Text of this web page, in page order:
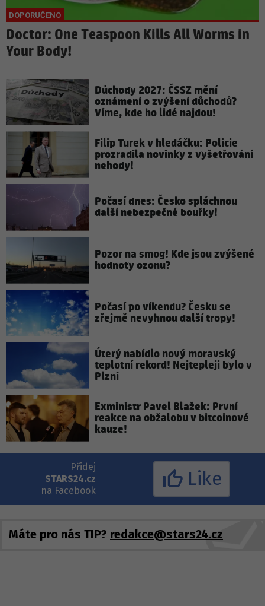
Doctor: One Teaspoon Kills All Worms in
Your Body!
Důchody 2027: ČSSZ mění
oznámení o zvýšení důchodů?
Víme, kde ho lidé najdou!
Filip Turek v hledáčku: Policie
prozradila novinky z vyšetřování
nehody!
Počasí dnes: Česko spláchnou
další nebezpečné bouřky!
Pozor na smog! Kde jsou zvýšené
hodnoty ozonu?
Počasí po víkendu? Česku se
zřejmě nevyhnou další tropy!
Úterý nabídlo nový moravský
teplotní rekord! Nejtepleji bylo v
Plzni
Exministr Pavel Blažek: První
reakce na obžalobu v bitcoinové
kauze!
Přidej
STARS24.cz
na Facebook
Like
Máte pro nás TIP? redakce@stars24.cz